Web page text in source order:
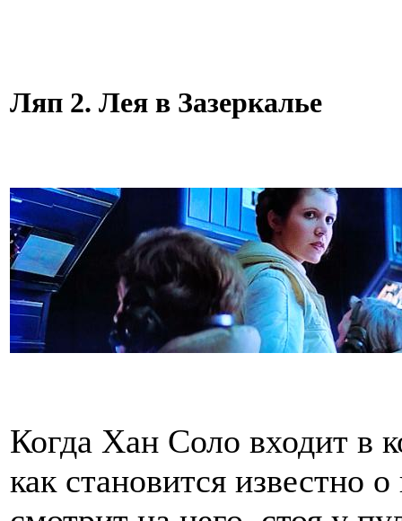
Ляп 2. Лея в Зазеркалье
Когда Хан Соло входит в
как становится известно